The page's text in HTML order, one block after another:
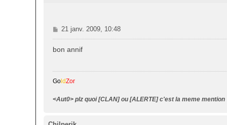
M
e
s
g
e
21 janv. 2009, 10:48
bon annif
Go ldZor
<Aut0> plz quoi [CLAN] ou [ALERTE] c'est la meme mention